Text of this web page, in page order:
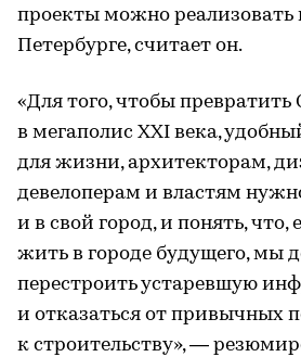
проекты можно реализовать
Петербурге, считает он.
«Для того, чтобы превратить
в мегаполис XXI века,
для жизни, архитекторам,
девелоперам и властям
и в свой город, и понять,
жить в городе будущего, мы
перестроить устаревшую
и отказаться от привычных
к строительству», —